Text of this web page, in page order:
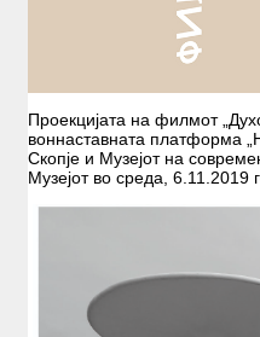
Проекцијата на филмот
воннаставната платформа
Скопје и Музејот на
Музејот во среда, 6.11.2019